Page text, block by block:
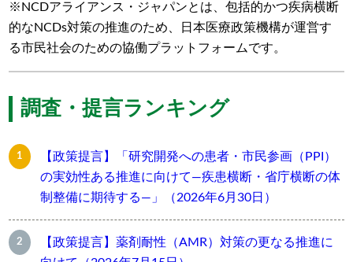
※NCDアライアンス・ジャパンとは、包括的かつ疾病横断
的なNCDs対策の推進のため、日本医療政策機構が運営す
る市民社会のための協働プラットフォームです。
調査・提言ランキング
【政策提言】「研究開発への患者・市民参画（PPI）
の実効性ある推進に向けて―疾患横断・省庁横断の体
制整備に期待する―」（2026年6月30日）
【政策提言】薬剤耐性（AMR）対策の更なる推進に